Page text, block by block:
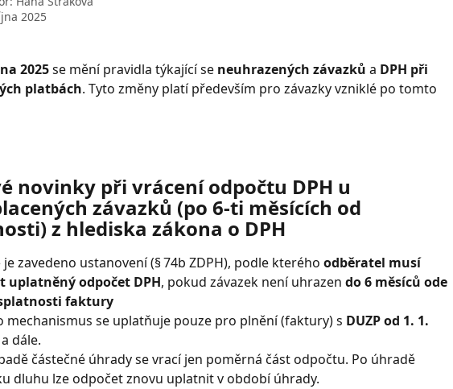
2025
2025 se mění pravidla týkající se neuhrazených závazků a DPH při
platbách. Tyto změny platí především pro závazky vzniklé po tomto
novinky při vrácení odpočtu DPH u
závazků (po 6-ti měsících od
z hlediska zákona o DPH
je zavedeno ustanovení (§ 74b ZDPH), podle kterého odběratel musí
uplatněný odpočet DPH, pokud závazek není uhrazen do 6 měsíců ode
faktury
mechanismus se uplatňuje pouze pro plnění (faktury) s DUZP od 1. 1.
a dále.
částečné úhrady se vrací jen poměrná část odpočtu. Po úhradě
dluhu lze odpočet znovu uplatnit v období úhrady.